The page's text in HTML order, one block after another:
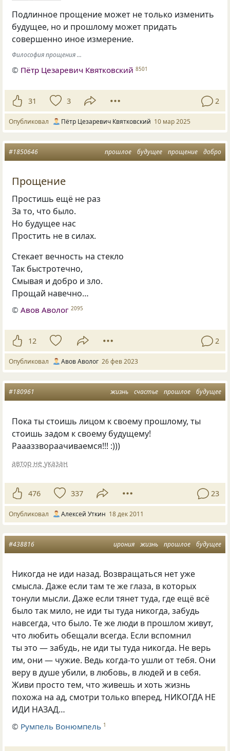
Подлинное прощение может не только изменить
будущее, но и прошлому может придать
совершенно иное измерение.
Философия прощения ...
© Пётр Цезаревич Квятковский 8501
31 3 2
Опубликовал Пётр Цезаревич Квятковский 10 мар 2025
прошлое будущее прощение добро
#1850646
Прощение
Простишь ещё не раз
За то, что было.
Но будущее нас
Простить не в силах.
Стекает вечность на стекло
Так быстротечно,
Смывая и добро и зло.
Прощай навечно…
©Авов Аволог 2095
12 2
Опубликовал Авов Аволог 26 фев 2023
жизнь счастье прошлое будущее
#180961
Пока ты стоишь лицом к своему прошлому, ты
стоишь задом к своему будущему!
Раааззвораачиваемся!!! :)))
автор не указан
476 337 23
Опубликовал Алексей Уткин 18 дек 2011
ирония жизнь прошлое будущее
#438816
Никогда не иди назад. Возвращаться нет уже
смысла. Даже если там те же глаза, в которых
тонули мысли. Даже если тянет туда, где ещё всё
было так мило, не иди ты туда никогда, забудь
навсегда, что было. Те же люди в прошлом живут,
что любить обещали всегда. Если вспомнил
ты это — забудь, не иди ты туда никогда. Не верь
им, они — чужие. Ведь когда-то ушли от тебя. Они
веру в душе убили, в любовь, в людей и в себя.
Живи просто тем, что живешь и хоть жизнь
похожа на ад, смотри только вперед, НИКОГДА НЕ
ИДИ НАЗАД…
© Румпель Вонюмпель 1